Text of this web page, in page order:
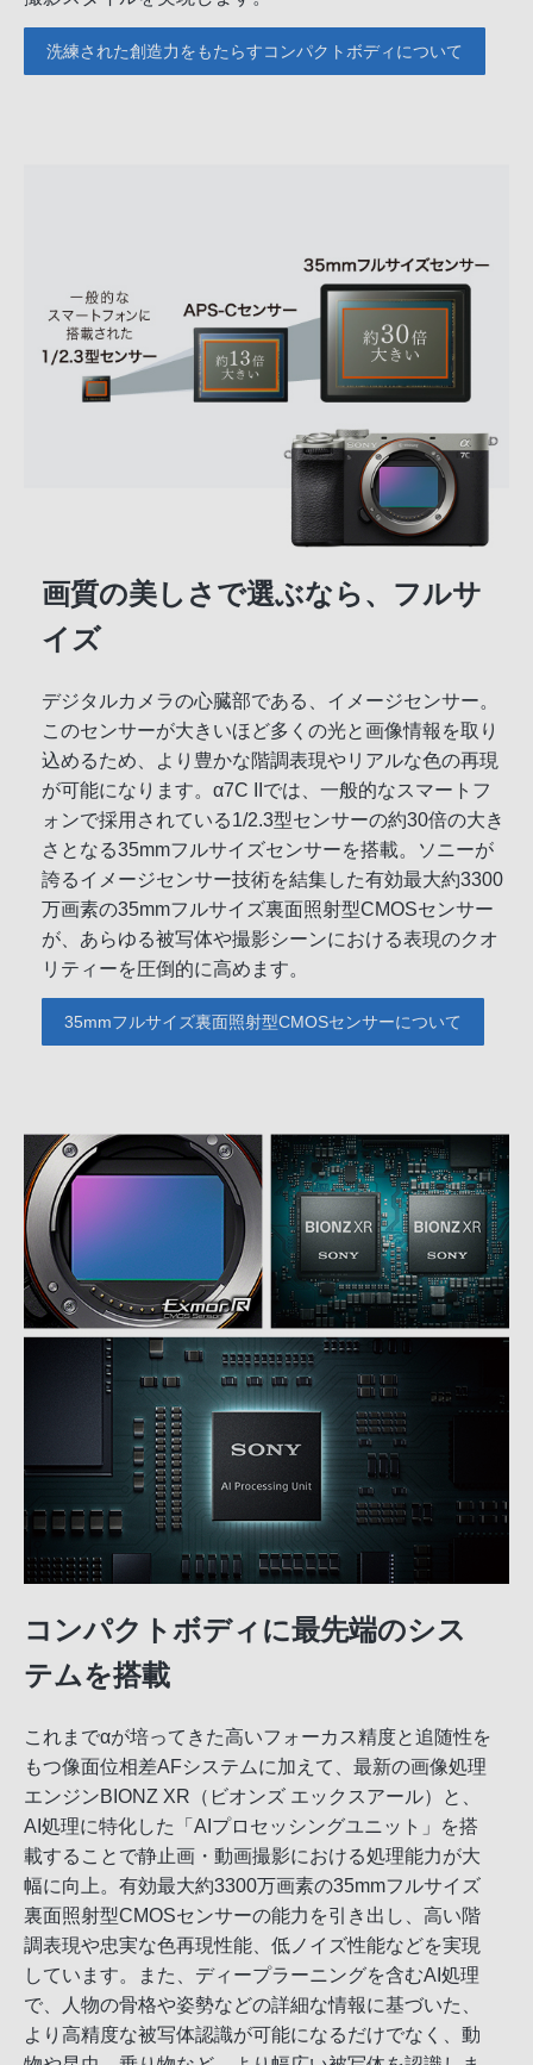
洗練された創造力をもたらすコンパクトボディについて
画質の美しさで選ぶなら、フルサ
イズ
デジタルカメラの心臓部である、イメージセンサー。
このセンサーが大きいほど多くの光と画像情報を取り
込めるため、より豊かな階調表現やリアルな色の再現
が可能になります。α7C IIでは、一般的なスマートフ
ォンで採用されている1/2.3型センサーの約30倍の大き
さとなる35mmフルサイズセンサーを搭載。ソニーが
誇るイメージセンサー技術を結集した有効最大約3300
万画素の35mmフルサイズ裏面照射型CMOSセンサー
が、あらゆる被写体や撮影シーンにおける表現のクオ
リティーを圧倒的に高めます。
35mmフルサイズ裏面照射型CMOSセンサーについて
コンパクトボディに最先端のシス
テムを搭載
これまでαが培ってきた高いフォーカス精度と追随性を
もつ像面位相差AFシステムに加えて、最新の画像処理
エンジンBIONZ XR（ビオンズ エックスアール）と、
AI処理に特化した「AIプロセッシングユニット」を搭
載することで静止画・動画撮影における処理能力が大
幅に向上。有効最大約3300万画素の35mmフルサイズ
裏面照射型CMOSセンサーの能力を引き出し、高い階
調表現や忠実な色再現性能、低ノイズ性能などを実現
しています。また、ディープラーニングを含むAI処理
で、人物の骨格や姿勢などの詳細な情報に基づいた、
より高精度な被写体認識が可能になるだけでなく、動